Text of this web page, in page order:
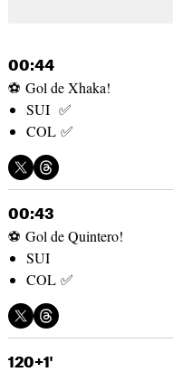
00:44
⚽ Gol de Xhaka!
SUI ✅
COL ✅
00:43
⚽ Gol de Quintero!
SUI
COL ✅
120+1'